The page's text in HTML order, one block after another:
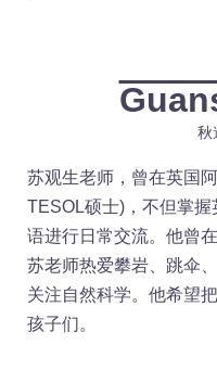
秋
苏观生老师，曾在英国
TESOL硕士)，不但掌
语进行日常交流。他曾
苏老师热爱攀岩、跳伞
关注自然科学。他希望
孩子们。